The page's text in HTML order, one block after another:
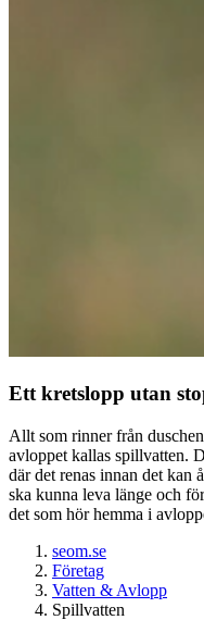
Ett kretslopp utan
Allt som rinner från
avloppet kallas spillvatten.
där det renas innan det kan
ska kunna leva länge och
det som hör hemma i
seom.se
Företag
Vatten & Avlopp
Spillvatten